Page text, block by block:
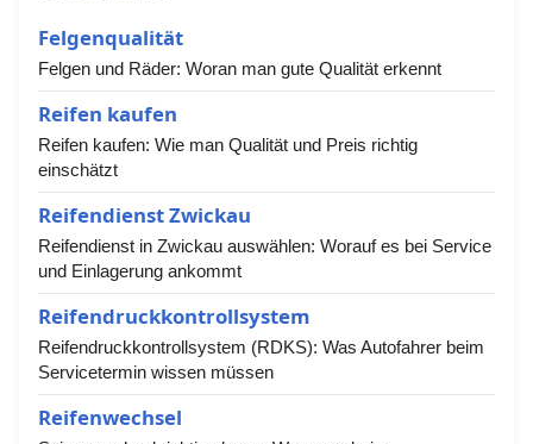
Felgenqualität
Felgen und Räder: Woran man gute Qualität erkennt
Reifen kaufen
Reifen kaufen: Wie man Qualität und Preis richtig
einschätzt
Reifendienst Zwickau
Reifendienst in Zwickau auswählen: Worauf es bei Service
und Einlagerung ankommt
Reifendruckkontrollsystem
Reifendruckkontrollsystem (RDKS): Was Autofahrer beim
Servicetermin wissen müssen
Reifenwechsel